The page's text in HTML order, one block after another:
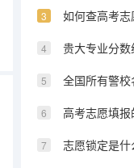
如何查高考
贵大专业分